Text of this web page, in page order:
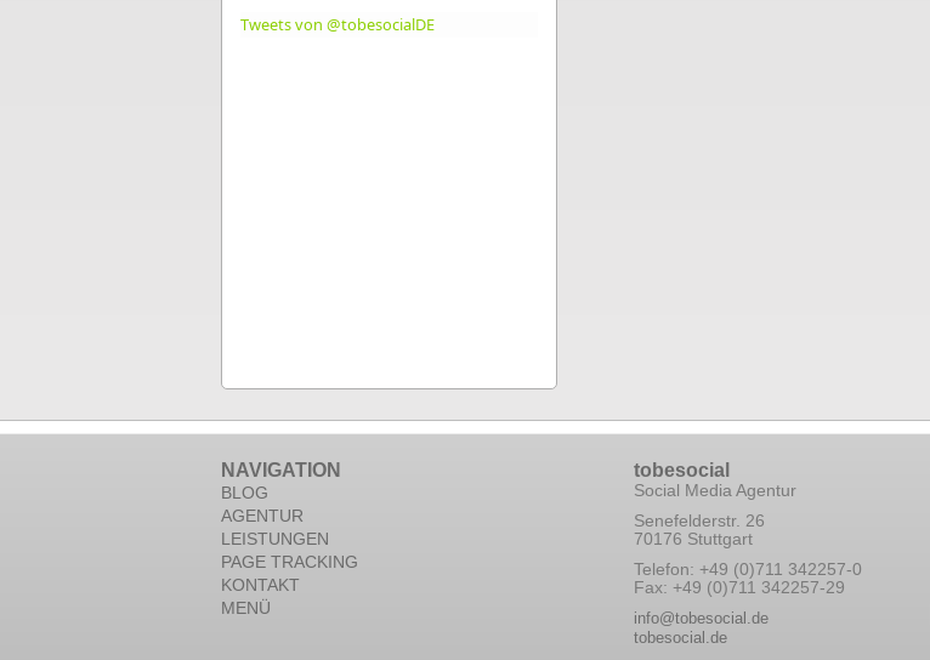
Tweets von @tobesocialDE
NAVIGATION
BLOG
AGENTUR
LEISTUNGEN
PAGE TRACKING
KONTAKT
MENÜ
tobesocial
Social Media Agentur
Senefelderstr. 26
70176 Stuttgart
Telefon: +49 (0)711 342257-0
Fax: +49 (0)711 342257-29
info@tobesocial.de
tobesocial.de